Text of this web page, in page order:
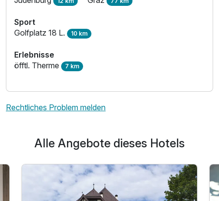
Sport
Golfplatz 18 L. 10 km
Erlebnisse
öfftl. Therme 7 km
Rechtliches Problem melden
Alle Angebote dieses Hotels